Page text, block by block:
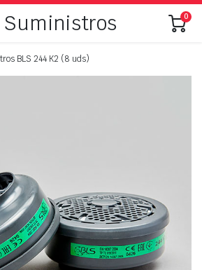
Suministros 0
BLS 244 K2 (8 uds)